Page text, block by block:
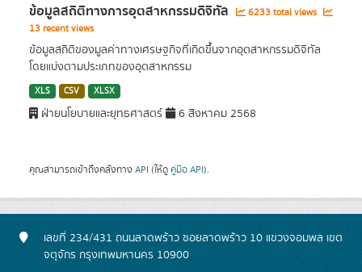
ข้อมูลสถิติทางการอุตสาหกรรมดิจิทัล
6233 total views
13 recent views
ข้อมูลสถิติของมูลค่าทางเศรษฐกิจที่เกิดขึ้นจากอุตสาหกรรมดิจิทัล
โดยแบ่งตามประเภทของอุตสาหกรรม
XLS CSV XLSX
ฝ่ายนโยบายและยุทธศาสตร์ 6 สิงหาคม 2568
คุณสามารถเข้าถึงคลังทาง API (ให้ดู คู่มือ API).
เลขที่ 234/431 ถนนลาดพร้าว ซอยลาดพร้าว 10 แขวงจอมพล เขต
จตุจักร กรุงเทพมหานคร 10900